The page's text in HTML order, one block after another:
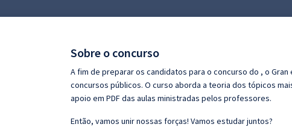
Questões grátis
Sobre o concurso
A fim de preparar os candidatos para o concurso do , o
concursos públicos. O curso aborda a teoria dos tópicos
apoio em PDF das aulas ministradas pelos professores.
Então, vamos unir nossas forças! Vamos estudar juntos?